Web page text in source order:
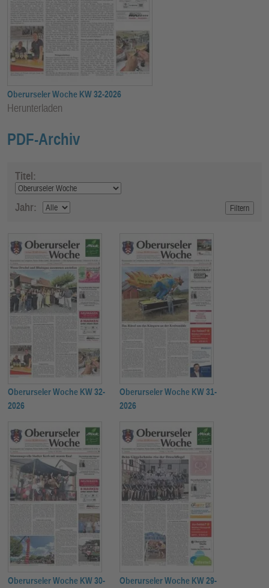
Oberurseler Woche KW 32-2026
Herunterladen
PDF-Archiv
Titel:
Jahr:
Oberurseler Woche KW 32-
2026
Oberurseler Woche KW 31-
2026
Oberurseler Woche KW 30-
Oberurseler Woche KW 29-
E
N